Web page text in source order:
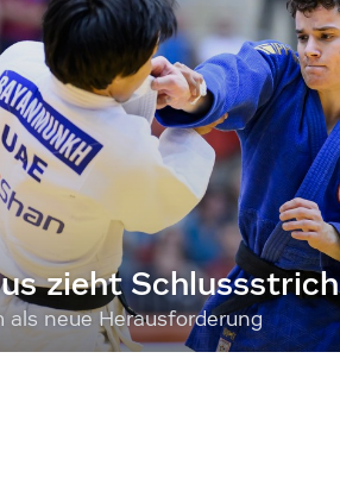
zieht Schlussstrich
als neue Herausforderung